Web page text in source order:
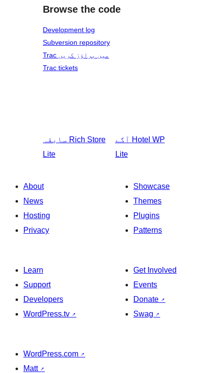
Browse the code
Development log
Subversion repository
Trac میں براؤز کریں
Trac tickets
سابقہ Rich Store
Lite
آگے Hotel WP
Lite
About
News
Hosting
Privacy
Showcase
Themes
Plugins
Patterns
Learn
Support
Developers
WordPress.tv ↗
Get Involved
Events
Donate ↗
Swag ↗
WordPress.com ↗
Matt ↗